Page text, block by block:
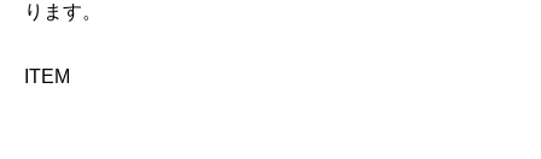
ります。
ITEM